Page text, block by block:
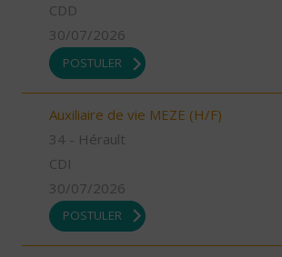
CDD
30/07/2026
POSTULER
Auxiliaire de vie MEZE (H/F)
34 - Hérault
CDI
30/07/2026
POSTULER